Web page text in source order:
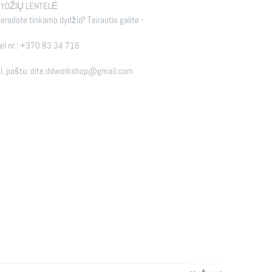
LENTELĖ
tinkamo dydžio? Teirautis galite -
nr.: +370 83 34 716
paštu: dite.ddworkshop@gmail.com